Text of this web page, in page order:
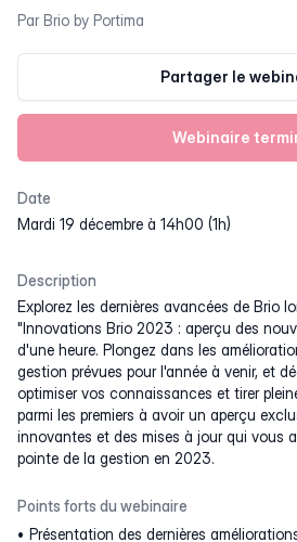
ParBrio by Portima
Partager le
Webinaire
Date
mardi 19 décembre à 14h00 (1h)
Description
Explorez les dernières avancées de Brio
"Innovations Brio 2023 : aperçu des
d'une heure. Plongez dans les
gestion prévues pour l'année à venir, et
optimiser vos connaissances et tirer
parmi les premiers à avoir un aperçu
innovantes et des mises à jour qui vous
pointe de la gestion en 2023.
Points forts du webinaire
Présentation des dernières